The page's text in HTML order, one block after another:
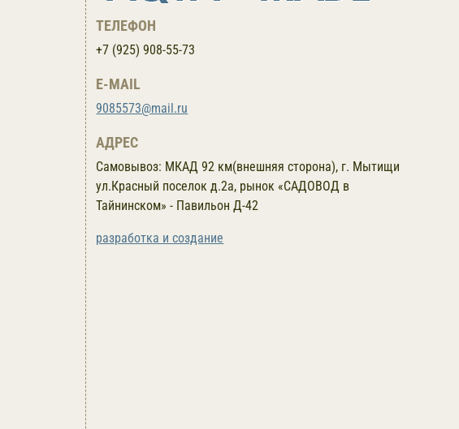
ТЕЛЕФОН
+7 (925) 908-55-73
E-MAIL
9085573@mail.ru
АДРЕС
Самовывоз: МКАД 92 км(внешняя сторона), г. Мытищи
ул.Красный поселок д.2а, рынок «САДОВОД в
Тайнинском» - Павильон Д-42
разработка и создание